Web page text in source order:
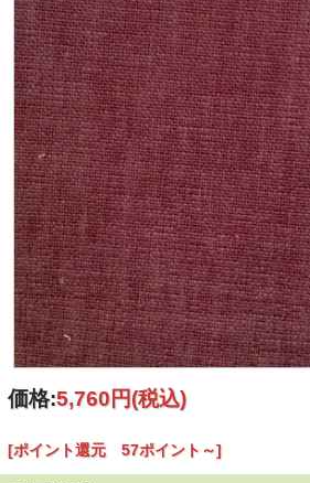
価格:5,760円(税込)
[ポイント還元 57ポイント～]